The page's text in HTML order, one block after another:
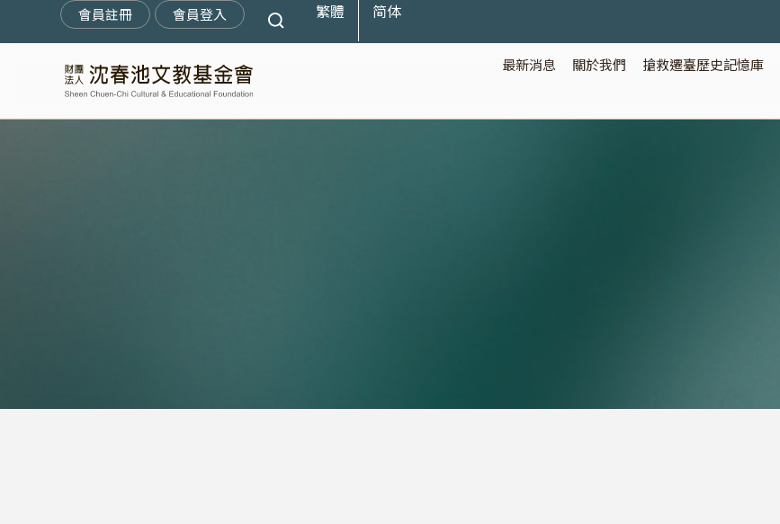
會員註冊 會員登入 繁體 简体
最新消息 關於我們 搶救遷臺歷史記憶庫